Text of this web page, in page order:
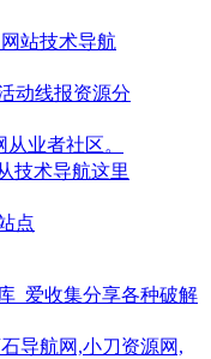
站技术导航
动线报资源分
业者社区。
技术导航这里
点
_爱收集分享各种破解
导航网,小刀资源网,